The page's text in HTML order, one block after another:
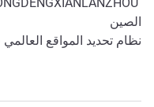
الصين
نظام تحديد المواقع